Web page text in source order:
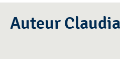
Auteur